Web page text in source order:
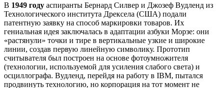
В 1949 году аспиранты Бернард Силвер и Джозеф Вудленд из
Технологического института Дрексела (США) подали
патентную заявку на способ маркировки товаров. Их
гениальная идея заключалась в адаптации азбуки Морзе: они
«растянули» точки и тире в вертикальные узкие и широкие
линии, создав первую линейную символику. Прототип
считывателя был построен на основе фотоумножителя
(технологии, используемой для усиления слабого света) и
осциллографа. Вудленд, перейдя на работу в IBM, пытался
продвинуть технологию, но корпорация на тот момент не